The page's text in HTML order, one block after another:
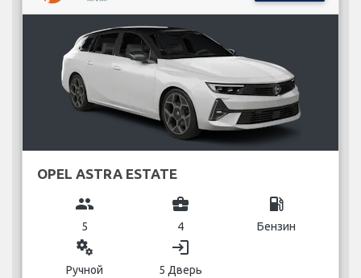
OPEL ASTRA ESTATE
group
5
business_center
4
local_gas_station
Бензин
miscellaneous_services
Ручной
login
5 Дверь